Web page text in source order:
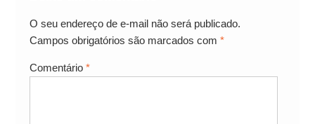
O seu endereço de e-mail não será publicado.
Campos obrigatórios são marcados com *
Comentário *